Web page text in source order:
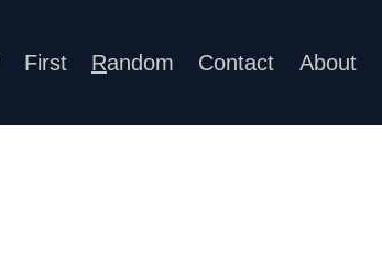
First Random Contact About